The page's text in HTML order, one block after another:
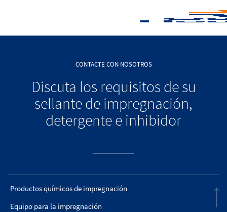
CONTACTE CON NOSOTROS
Discuta los requisitos de su
sellante de impregnación,
detergente e inhibidor
Productos químicos de impregnación
Equipo para la impregnación